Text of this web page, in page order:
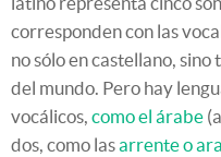
corresponden con las
no sólo en castellano,
del mundo. Pero hay
vocálicos, como el árabe
dos, como lasarrente o